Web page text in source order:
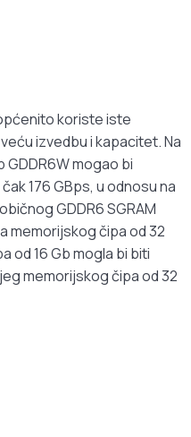
koriste iste
izvedbu i kapacitet. Na
GDDR6W mogao bi
176 GBps, u odnosu na
GDDR6 SGRAM
memorijskog čipa od 32
od 16 Gb mogla bi biti
memorijskog čipa od 32